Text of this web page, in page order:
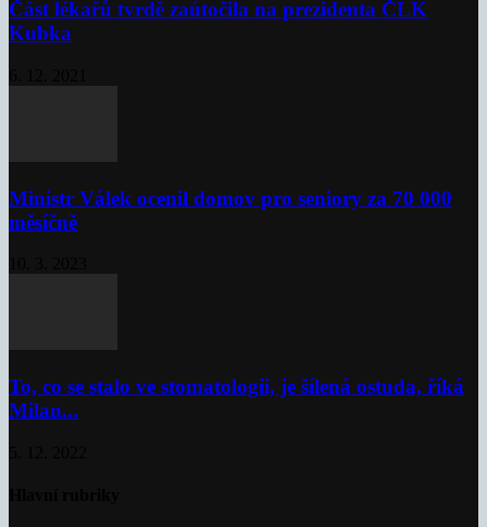
Část lékařů tvrdě zaútočila na prezidenta ČLK
Kubka
Ministr Válek ocenil domov pro seniory za 70 000
měsíčně
To, co se stalo ve stomatologii, je šílená ostuda, říká
Milan...